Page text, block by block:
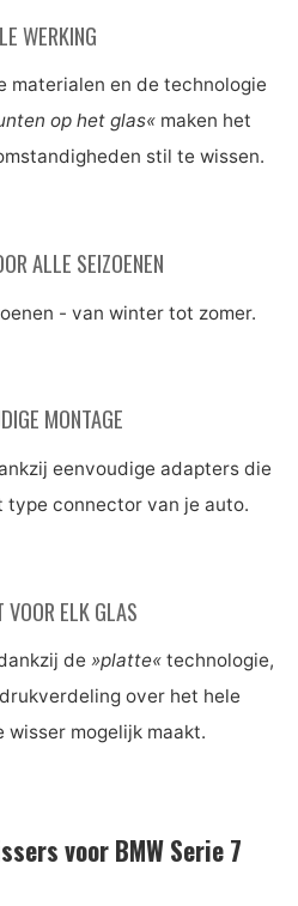
WERKING
materialen en de technologie
op het glas« maken het
stil te wissen.
ALLE SEIZOENEN
- van winter tot zomer.
MONTAGE
eenvoudige adapters die
connector van je auto.
VOOR ELK GLAS
de»platte« technologie,
over het hele
wisser mogelijk maakt.
voor BMW Serie 7